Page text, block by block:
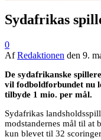
Sydafrikas
0
AfRedaktionen den 9.
De sydafrikanske
vil fodboldforbundet nu
tilbyde 1 mio. per mål.
Sydafrikas
modstandernes mål til at
kun blevet til 32